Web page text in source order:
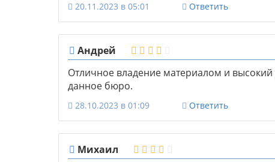
20.11.2023 в 05:01 Ответить
Андрей
Отличное владение материалом и
данное бюро.
28.10.2023 в 01:09 Ответить
Михаил